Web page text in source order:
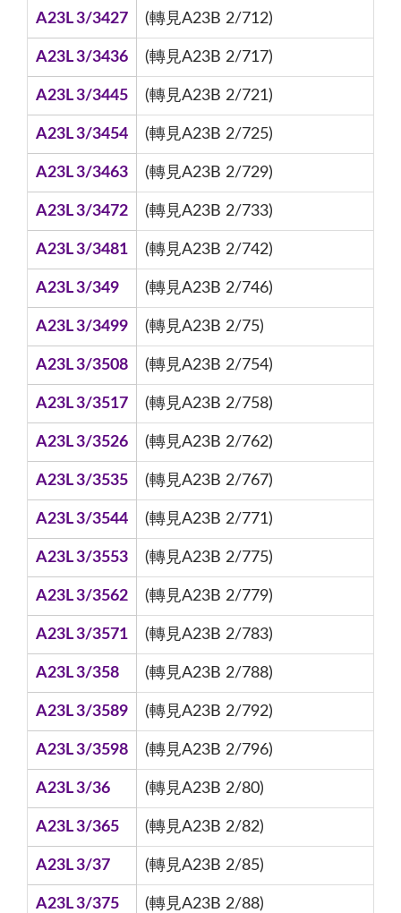
A23L 3/3427 (轉見A23B 2/712)
A23L 3/3436 (轉見A23B 2/717)
A23L 3/3445 (轉見A23B 2/721)
A23L 3/3454 (轉見A23B 2/725)
A23L 3/3463 (轉見A23B 2/729)
A23L 3/3472 (轉見A23B 2/733)
A23L 3/3481 (轉見A23B 2/742)
A23L 3/349 (轉見A23B 2/746)
A23L 3/3499 (轉見A23B 2/75)
A23L 3/3508 (轉見A23B 2/754)
A23L 3/3517 (轉見A23B 2/758)
A23L 3/3526 (轉見A23B 2/762)
A23L 3/3535 (轉見A23B 2/767)
A23L 3/3544 (轉見A23B 2/771)
A23L 3/3553 (轉見A23B 2/775)
A23L 3/3562 (轉見A23B 2/779)
A23L 3/3571 (轉見A23B 2/783)
A23L 3/358 (轉見A23B 2/788)
A23L 3/3589 (轉見A23B 2/792)
A23L 3/3598 (轉見A23B 2/796)
A23L 3/36 (轉見A23B 2/80)
A23L 3/365 (轉見A23B 2/82)
A23L 3/37 (轉見A23B 2/85)
A23L 3/375 (轉見A23B 2/88)